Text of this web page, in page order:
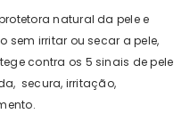
natural da pele e
sem irritar ou secar a pele,
contra os 5 sinais de pele
secura, irritação,